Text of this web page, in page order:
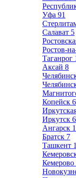
Уфа 91
Салават 5
Ростов-
Таганрог
Аксай 8
Копейск 6
Иркутск
Ангарск
Братск 7
Ташкент
Кемерово